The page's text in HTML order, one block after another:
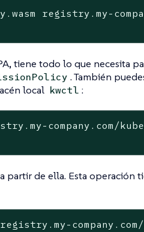
registry.my-
tiene todo lo que necesita
. También
local kwctl :
company.com/
a partir de ella. Esta operación
company.com/